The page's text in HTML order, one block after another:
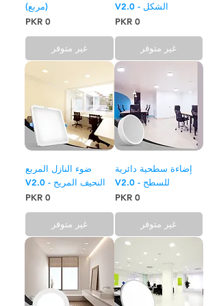
الشكل - V2.0
السعر‏0 PKR
غير متوفر
(مربع)
السعر
غير متوفر
إضاءة سطحية دائرية
للسطح - V2.0
السعر‏0 PKR
غير متوفر
ضوء النازل المربع
النحيف المريح - V2.0
السعر
غير متوفر